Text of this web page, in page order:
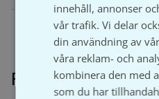
Relaterade
innehåll, annonser
vår trafik. Vi delar
din användning av
våra reklam- och
kombinera den med
som du har